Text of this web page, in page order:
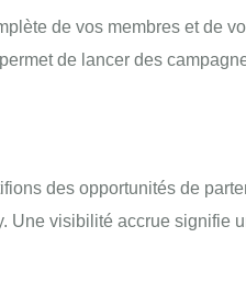
de vos membres et de
de lancer des
des opportunités de
Une visibilité accrue signifie